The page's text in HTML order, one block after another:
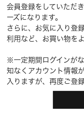
会員登録をしていただ
ーズになります。
さらに、お気に入り登
利用など、お買い物を
※一定期間ログインが
知なくアカウント情報
入りますが、再度ご登